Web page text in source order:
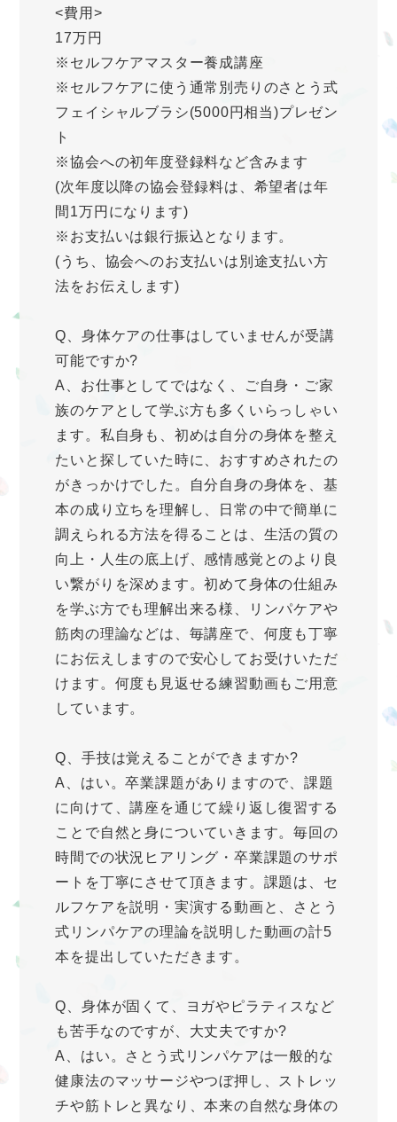
<費用>
17万円
※セルフケアマスター養成講座
※セルフケアに使う通常別売りのさとう式
フェイシャルブラシ(5000円相当)プレゼン
ト
※協会への初年度登録料など含みます
(次年度以降の協会登録料は、希望者は年
間1万円になります)
※お支払いは銀行振込となります。
(うち、協会へのお支払いは別途支払い方
法をお伝えします)
Q、身体ケアの仕事はしていませんが受講
可能ですか?
A、お仕事としてではなく、ご自身・ご家
族のケアとして学ぶ方も多くいらっしゃい
ます。私自身も、初めは自分の身体を整え
たいと探していた時に、おすすめされたの
がきっかけでした。自分自身の身体を、基
本の成り立ちを理解し、日常の中で簡単に
調えられる方法を得ることは、生活の質の
向上・人生の底上げ、感情感覚とのより良
い繋がりを深めます。初めて身体の仕組み
を学ぶ方でも理解出来る様、リンパケアや
筋肉の理論などは、毎講座で、何度も丁寧
にお伝えしますので安心してお受けいただ
けます。何度も見返せる練習動画もご用意
しています。
Q、手技は覚えることができますか?
A、はい。卒業課題がありますので、課題
に向けて、講座を通じて繰り返し復習する
ことで自然と身についていきます。毎回の
時間での状況ヒアリング・卒業課題のサポ
ートを丁寧にさせて頂きます。課題は、セ
ルフケアを説明・実演する動画と、さとう
式リンパケアの理論を説明した動画の計5
本を提出していただきます。
Q、身体が固くて、ヨガやピラティスなど
も苦手なのですが、大丈夫ですか?
A、はい。さとう式リンパケアは一般的な
健康法のマッサージやつぼ押し、ストレッ
チや筋トレと異なり、本来の自然な身体の